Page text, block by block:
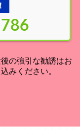
の強引な勧誘はお
みください。